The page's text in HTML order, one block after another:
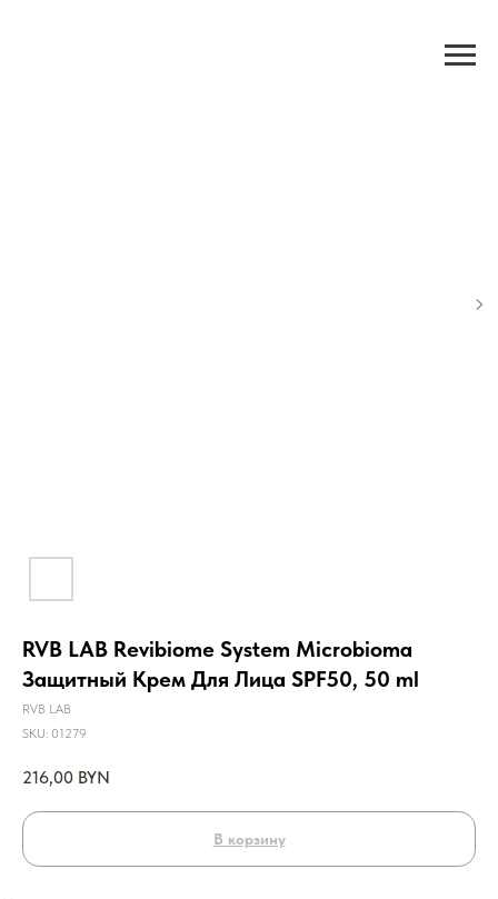
RVB LAB Revibiome System Microbioma
Защитный Крем Для Лица SPF50, 50 ml
RVB LAB
SKU: 01279
216,00 BYN
В корзину